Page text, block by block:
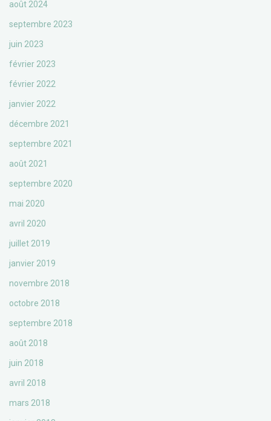
août 2024
septembre 2023
juin 2023
février 2023
février 2022
janvier 2022
décembre 2021
septembre 2021
août 2021
septembre 2020
mai 2020
avril 2020
juillet 2019
janvier 2019
novembre 2018
octobre 2018
septembre 2018
août 2018
juin 2018
avril 2018
mars 2018